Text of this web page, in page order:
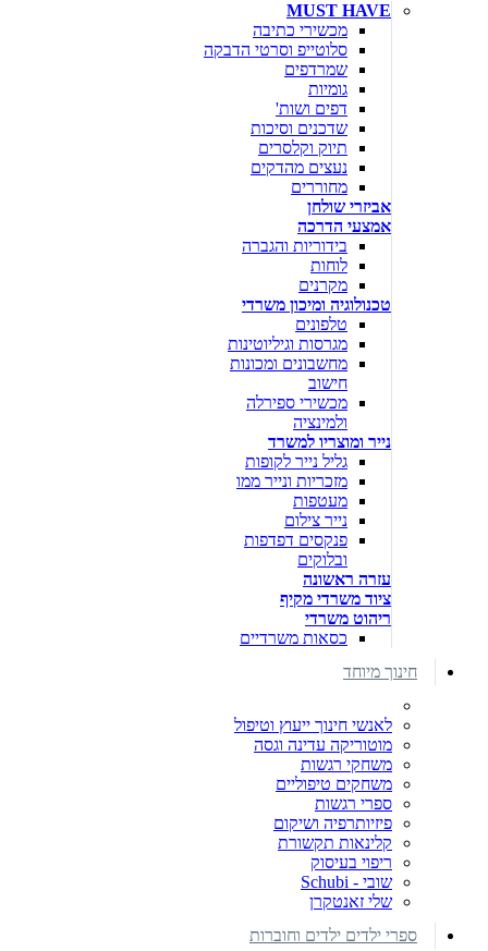
MUST HAVE
מכשירי כתיבה
סלוטייפ וסרטי הדבקה
שמרדפים
גומיות
דפים ושות'
שדכנים וסיכות
תיוק וקלסרים
נעצים מהדקים
מחוררים
אביזרי שולחן
אמצעי הדרכה
בידוריות והגברה
לוחות
מקרנים
טכנולוגיה ומיכון משרדי
טלפונים
מגרסות וגיליוטינות
מחשבונים ומכונות
חישוב
מכשירי ספירלה
ולמינציה
נייר ומוצריו למשרד
גליל נייר לקופות
מזכריות ונייר ממו
מעטפות
נייר צילום
פנקסים דפדפות
ובלוקים
עזרה ראשונה
ציוד משרדי מקיף
ריהוט משרדי
כסאות משרדיים
חינוך מיוחד
לאנשי חינוך ייעוץ וטיפול
מוטוריקה עדינה וגסה
משחקי רגשות
משחקים טיפוליים
ספרי רגשות
פיזיותרפיה ושיקום
קלינאות תקשורת
ריפוי בעיסוק
שובי - Schubi
שלי זאנטקרן
ספרי ילדים ילדים וחוברות